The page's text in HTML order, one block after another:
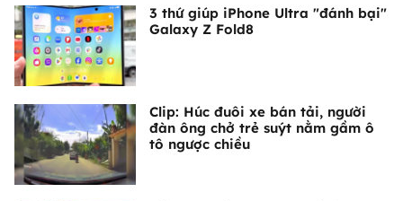
3 thứ giúp iPhone Ultra "đánh bại"
Galaxy Z Fold8
Clip: Húc đuôi xe bán tải, người
đàn ông chở trẻ suýt nằm gầm ô
tô ngược chiều